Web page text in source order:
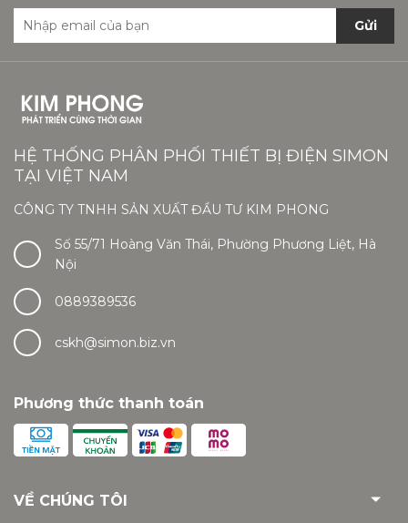
Gửi
HỆ THỐNG PHÂN PHỐI THIẾT BỊ ĐIỆN SIMON
TẠI VIỆT NAM
CÔNG TY TNHH SẢN XUẤT ĐẦU TƯ KIM PHONG
Số 55/71 Hoàng Văn Thái, Phường Phương Liệt, Hà
Nội
0889389536
cskh@simon.biz.vn
Phương thức thanh toán
VỀ CHÚNG TÔI